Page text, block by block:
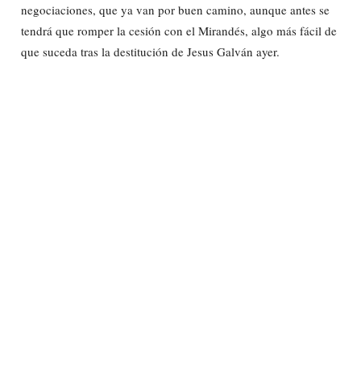
negociaciones, que ya van por buen camino, aunque antes se
tendrá que romper la cesión con el Mirandés, algo más fácil de
que suceda tras la destitución de Jesus Galván ayer.